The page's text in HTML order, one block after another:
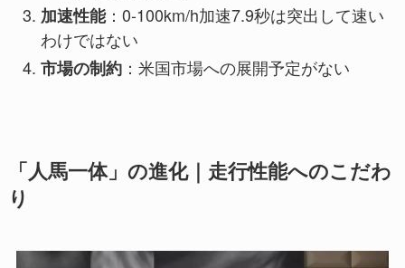
加速性能：0-100km/h加速7.9秒は突出して速い
わけではない
市場の制約：米国市場への展開予定がない
「人馬一体」の進化｜走行性能へのこだわ
り